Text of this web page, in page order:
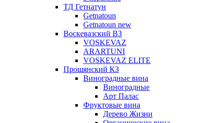
ТД Гетнатун
Getnatoun
Getnatoun new
Воскевазский ВЗ
VOSKEVAZ
ARARTUNI
VOSKEVAZ ELITE
Прошянский КЗ
Виноградные вина
Виноградные
Арт Палас
Фруктовые вина
Дерево Жизни